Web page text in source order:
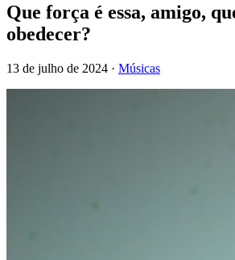
Que força é essa, amigo,
obedecer?
13 de julho de 2024 · Músicas